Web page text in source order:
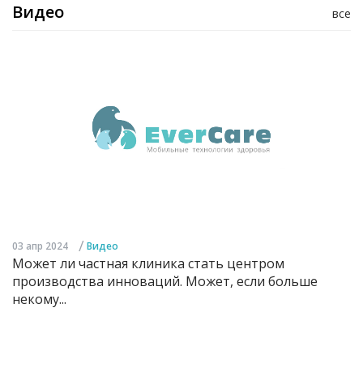
все
Видео
03 апр 2024 / Видео
Может ли частная клиника стать центром
производства инноваций. Может, если больше
некому...